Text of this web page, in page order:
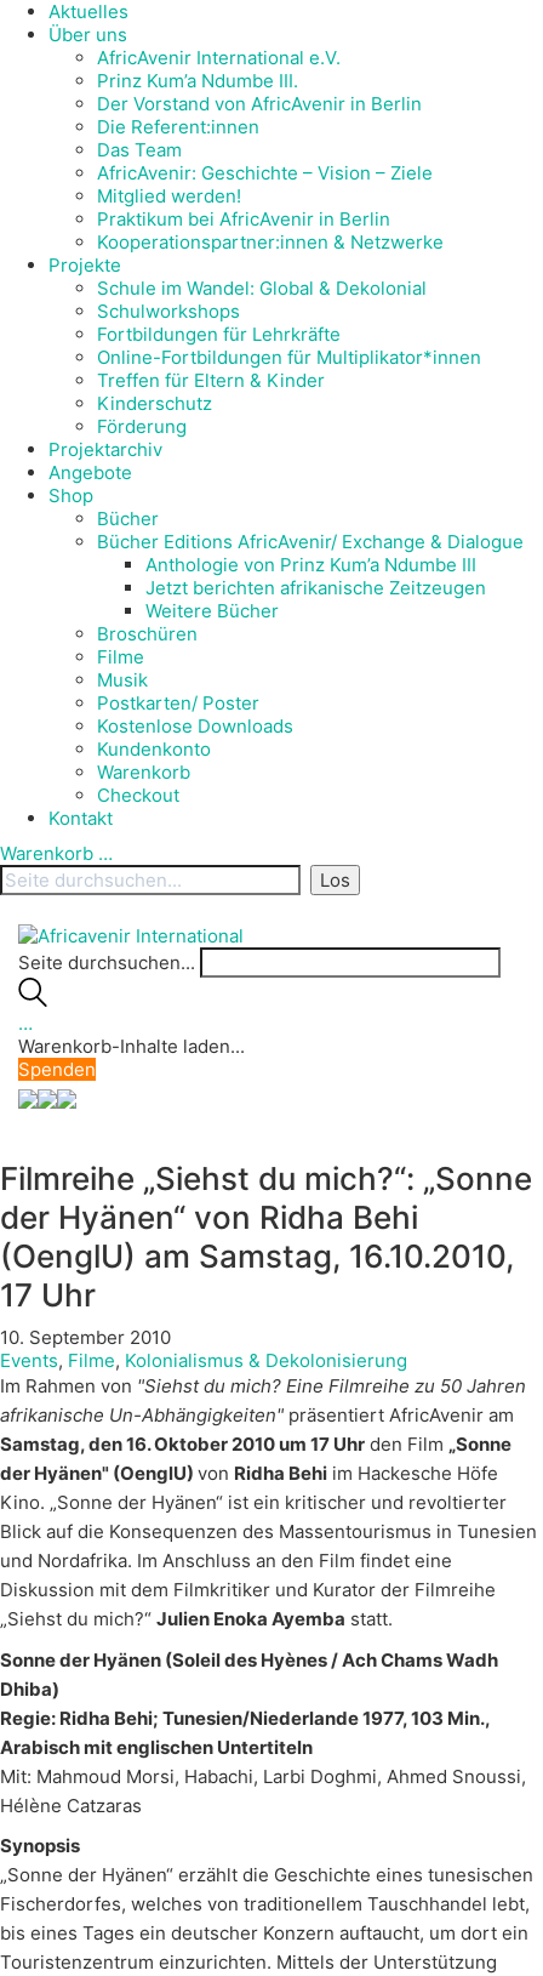
Aktuelles
Über uns
AfricAvenir International e.V.
Prinz Kum’a Ndumbe III.
Der Vorstand von AfricAvenir in Berlin
Die Referent:innen
Das Team
AfricAvenir: Geschichte – Vision – Ziele
Mitglied werden!
Praktikum bei AfricAvenir in Berlin
Kooperationspartner:innen & Netzwerke
Projekte
Schule im Wandel: Global & Dekolonial
Schulworkshops
Fortbildungen für Lehrkräfte
Online-Fortbildungen für Multiplikator*innen
Treffen für Eltern & Kinder
Kinderschutz
Förderung
Projektarchiv
Angebote
Shop
Bücher
Bücher Editions AfricAvenir/ Exchange & Dialogue
Anthologie von Prinz Kum’a Ndumbe III
Jetzt berichten afrikanische Zeitzeugen
Weitere Bücher
Broschüren
Filme
Musik
Postkarten/ Poster
Kostenlose Downloads
Kundenkonto
Warenkorb
Checkout
Kontakt
Warenkorb …
Seite durchsuchen...
…
Warenkorb-Inhalte laden...
Spenden
Filmreihe „Siehst du mich?“: „Sonne
der Hyänen“ von Ridha Behi
(OenglU) am Samstag, 16.10.2010,
17 Uhr
10. September 2010
Events, Filme, Kolonialismus & Dekolonisierung
Im Rahmen von "Siehst du mich? Eine Filmreihe zu 50 Jahren
afrikanische Un-Abhängigkeiten" präsentiert AfricAvenir am
Samstag, den 16. Oktober 2010 um 17 Uhr den Film „Sonne
der Hyänen" (OenglU) von Ridha Behi im Hackesche Höfe
Kino. „Sonne der Hyänen“ ist ein kritischer und revoltierter
Blick auf die Konsequenzen des Massentourismus in Tunesien
und Nordafrika. Im Anschluss an den Film findet eine
Diskussion mit dem Filmkritiker und Kurator der Filmreihe
„Siehst du mich?“ Julien Enoka Ayemba statt.
Sonne der Hyänen (Soleil des Hyènes / Ach Chams Wadh
Dhiba)
Regie: Ridha Behi; Tunesien/Niederlande 1977, 103 Min.,
Arabisch mit englischen Untertiteln
Mit: Mahmoud Morsi, Habachi, Larbi Doghmi, Ahmed Snoussi,
Hélène Catzaras
Synopsis
„Sonne der Hyänen“ erzählt die Geschichte eines tunesischen
Fischerdorfes, welches von traditionellem Tauschhandel lebt,
bis eines Tages ein deutscher Konzern auftaucht, um dort ein
Touristenzentrum einzurichten. Mittels der Unterstützung